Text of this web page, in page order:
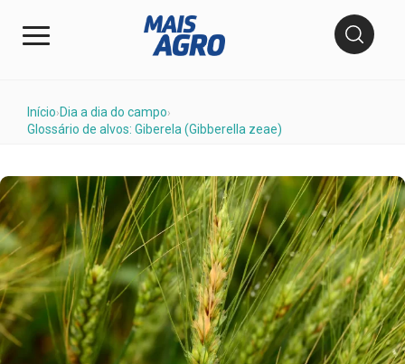
Início› Dia a dia do campo›
Glossário de alvos: Giberela (Gibberella zeae)